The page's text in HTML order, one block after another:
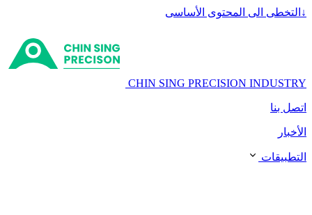
↓ التخطى الى المحتوى الأساسى
CHIN SING PRECISION INDUSTRY
اتصل بنا
الأخبار
التطبيقات